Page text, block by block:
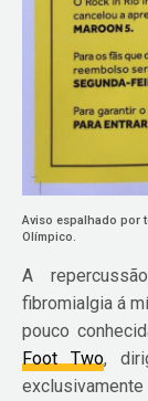
Aviso espalhado por
Olímpico.
A
fibromialgia á
pouco
Foot Two,